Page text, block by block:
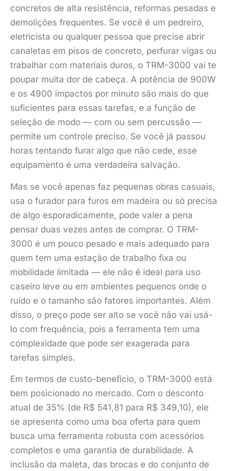
concretos de alta resistência, reformas pesadas e
demolições frequentes. Se você é um pedreiro,
eletricista ou qualquer pessoa que precise abrir
canaletas em pisos de concreto, perfurar vigas ou
trabalhar com materiais duros, o TRM-3000 vai te
poupar muita dor de cabeça. A potência de 900W
e os 4900 impactos por minuto são mais do que
suficientes para essas tarefas, e a função de
seleção de modo — com ou sem percussão —
permite um controle preciso. Se você já passou
horas tentando furar algo que não cede, esse
equipamento é uma verdadeira salvação.
Mas se você apenas faz pequenas obras casuais,
usa o furador para furos em madeira ou só precisa
de algo esporadicamente, pode valer a pena
pensar duas vezes antes de comprar. O TRM-
3000 é um pouco pesado e mais adequado para
quem tem uma estação de trabalho fixa ou
mobilidade limitada — ele não é ideal para uso
caseiro leve ou em ambientes pequenos onde o
ruído e o tamanho são fatores importantes. Além
disso, o preço pode ser alto se você não vai usá-
lo com frequência, pois a ferramenta tem uma
complexidade que pode ser exagerada para
tarefas simples.
Em termos de custo-benefício, o TRM-3000 está
bem posicionado no mercado. Com o desconto
atual de 35% (de R$ 541,81 para R$ 349,10), ele
se apresenta como uma boa oferta para quem
busca uma ferramenta robusta com acessórios
completos e uma garantia de durabilidade. A
inclusão da maleta, das brocas e do conjunto de